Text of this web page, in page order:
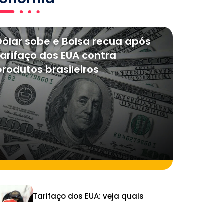
sobe e Bolsa recua após
dos EUA contra
brasileiros
Tarifaço dos EUA: veja quais